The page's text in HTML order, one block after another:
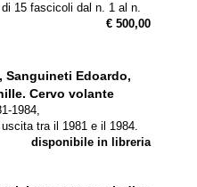
15 fascicoli dal n. 1 al n.
€ 500,00
Sanguineti Edoardo,
Cervo volante
1984,
tra il 1981 e il 1984.
disponibile in libreria